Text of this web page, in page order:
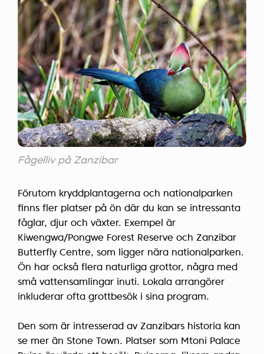
Fågelliv på Zanzibar
Förutom kryddplantagerna och nationalparken
finns fler platser på ön där du kan se intressanta
fåglar, djur och växter. Exempel är
Kiwengwa/Pongwe Forest Reserve och Zanzibar
Butterfly Centre, som ligger nära nationalparken.
Ön har också flera naturliga grottor, några med
små vattensamlingar inuti. Lokala arrangörer
inkluderar ofta grottbesök i sina program.
Den som är intresserad av Zanzibars historia kan
se mer än Stone Town. Platser som Mtoni Palace